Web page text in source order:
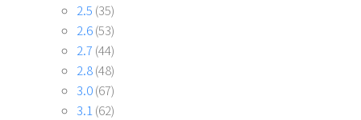
2.5 (35)
2.6(53)
2.7 (44)
2.8(48)
3.0(67)
3.1 (62)